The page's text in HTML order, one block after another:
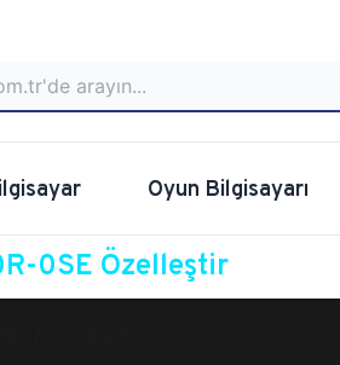
Oyun Bilgisayarı
0SE Özelleştir